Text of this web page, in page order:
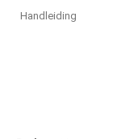
Handleiding